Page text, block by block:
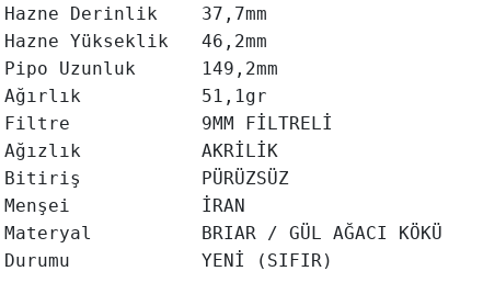
Hazne Derinlik    37,7mm
Hazne Yükseklik   46,2mm
Pipo Uzunluk      149,2mm
Ağırlık           51,1gr
Filtre            9MM FİLTRELİ
Ağızlık           AKRİLİK
Bitiriş           PÜRÜZSÜZ
Menşei            İRAN
Materyal          BRIAR / GÜL AĞACI KÖKÜ